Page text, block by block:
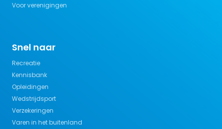
Voor verenigingen
Snel naar
Recreatie
Kennisbank
Opleidingen
Wedstrijdsport
Verzekeringen
Varen in het buitenland